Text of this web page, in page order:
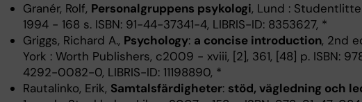
Granér, Rolf, Personalgruppens psykologi, Lund :
1994 - 168 s. ISBN: 91-44-37341-4, LIBRIS-ID: 8353627, *
Griggs, Richard A., Psychology: a concise introduction, 2nd
York : Worth Publishers, c2009 - xviii, [2], 361, [48] p. ISBN:
4292-0082-0, LIBRIS-ID: 11198890, *
Rautalinko, Erik, Samtalsfärdigheter: stöd, vägledning och